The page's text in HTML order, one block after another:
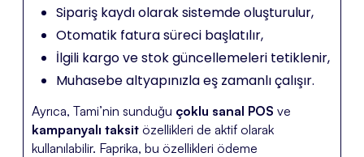
Sipariş kaydı olarak sistemde oluşturulur,
Otomatik fatura süreci başlatılır,
İlgili kargo ve stok güncellemeleri tetiklenir,
Muhasebe altyapınızla eş zamanlı çalışır.
Ayrıca, Tami’nin sunduğu çoklu sanal POS ve
kampanyalı taksit özellikleri de aktif olarak
kullanılabilir. Faprika, bu özellikleri ödeme